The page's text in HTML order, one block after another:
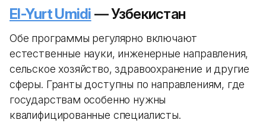
El-Yurt Umidi — Узбекистан
Обе программы регулярно включают
естественные науки, инженерные направления,
сельское хозяйство, здравоохранение и другие
сферы. Гранты доступны по направлениям, где
государствам особенно нужны
квалифицированные специалисты.